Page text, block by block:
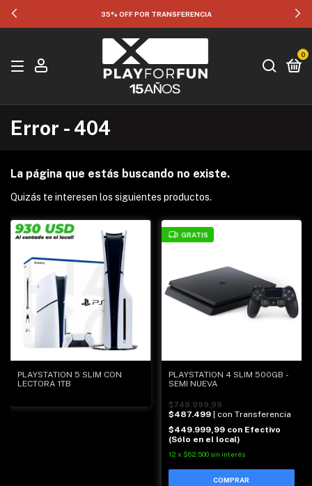
35% OFF POR TRANSFERENCIA
0
Error - 404
La página que estás buscando no existe.
Quizás te interesen los siguientes productos.
PLAYSTATION 5 SLIM CON
LECTORA 1TB
GRATIS
PLAYSTATION 4 SLIM 500GB -
SEMI NUEVA
$749.999,99
$487.499 | con Transferencia
$449.999,99 con Efectivo
(Sólo en el local)
12 x $62.500 sin interés